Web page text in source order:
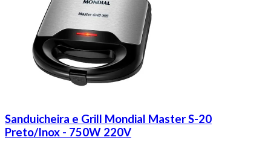
Sanduicheira e Grill Mondial Master S-20
Preto/Inox - 750W 220V